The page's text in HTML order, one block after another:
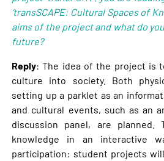
‘transSCAPE: Cultural Spaces of
aims of the project and what do
future?
Reply: The idea of the project is
culture into society. Both
setting up a parklet as an
and cultural events, such as an
discussion panel, are
knowledge in an interactive
participation: student projects